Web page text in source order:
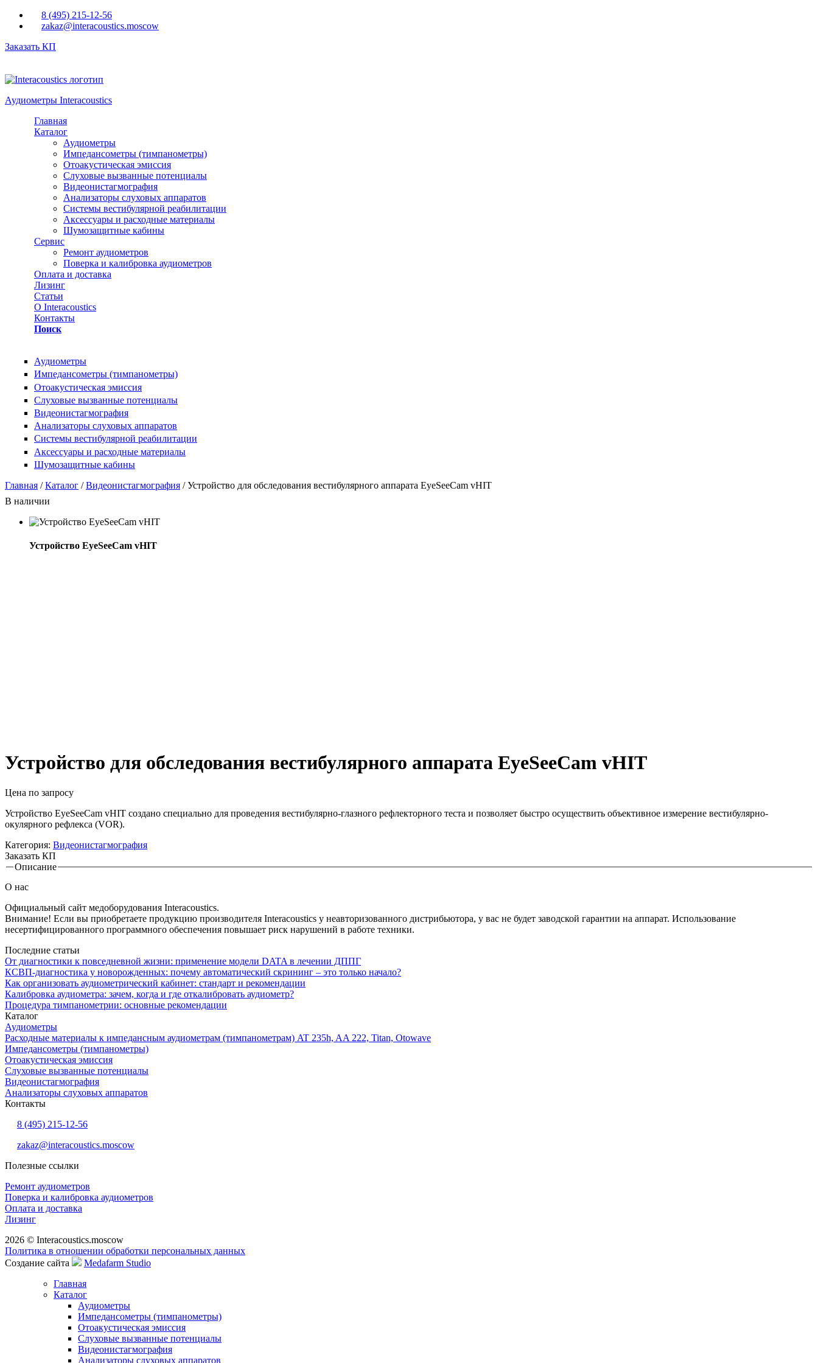
Перейти к основному содержанию
8 (495) 215-12-56
zakaz@interacoustics.moscow
Заказать КП
Аудиометры Interacoustics
Главная
Каталог
Аудиометры
Импедансометры (тимпанометры)
Отоакустическая эмиссия
Cлуховые вызванные потенциалы
Видеонистагмография
Анализаторы слуховых аппаратов
Системы вестибулярной реабилитации
Аксессуары и расходные материалы
Шумозащитные кабины
Сервис
Ремонт аудиометров
Поверка и калибровка аудиометров
Оплата и доставка
Лизинг
Статьи
О Interacoustics
Контакты
Поиск
Аудиометры
Импедансометры (тимпанометры)
Отоакустическая эмиссия
Cлуховые вызванные потенциалы
Видеонистагмография
Анализаторы слуховых аппаратов
Системы вестибулярной реабилитации
Аксессуары и расходные материалы
Шумозащитные кабины
Вы здесь
Главная /Каталог /Видеонистагмография / Устройство для обследования вестибулярного аппарата EyeSeeCam vHIT
В наличии
Устройство EyeSeeCam vHIT
Устройство для обследования вестибулярного аппарата EyeSeeCam vHIT
Цена по запросу
Устройство EyeSeeCam vHIT создано специально для проведения вестибулярно-глазного рефлекторного теста и позволяет быстро осуществить объективное измерение вестибулярно-
окулярного рефлекса (VOR).
Категория: Видеонистагмография
Заказать КП
Вкладки
Описание
О нас
Официальный сайт медоборудования Interacoustics.
Внимание! Если вы приобретаете продукцию производителя Interacoustics у неавторизованного дистрибьютора, у вас не будет заводской гарантии на аппарат. Использование
несертифицированного программного обеспечения повышает риск нарушений в работе техники.
Последние статьи
От диагностики к повседневной жизни: применение модели DATA в лечении ДППГ
КСВП-диагностика у новорожденных: почему автоматический скрининг – это только начало?
Как организовать аудиометрический кабинет: стандарт и рекомендации
Калибровка аудиометра: зачем, когда и где откалибровать аудиометр?
Процедура тимпанометрии: основные рекомендации
Каталог
Аудиометры
Расходные материалы к импедансным аудиометрам (тимпанометрам) AT 235h, AA 222, Titan, Otowave
Импедансометры (тимпанометры)
Отоакустическая эмиссия
Cлуховые вызванные потенциалы
Видеонистагмография
Анализаторы слуховых аппаратов
Контакты
8 (495) 215-12-56
zakaz@interacoustics.moscow
Полезные ссылки
Ремонт аудиометров
Поверка и калибровка аудиометров
Оплата и доставка
Лизинг
2026 © Interacoustics.moscow
Политика в отношении обработки персональных данных
Создание сайта
Medafarm Studio
Главная
Каталог
Аудиометры
Импедансометры (тимпанометры)
Отоакустическая эмиссия
Cлуховые вызванные потенциалы
Видеонистагмография
Анализаторы слуховых аппаратов